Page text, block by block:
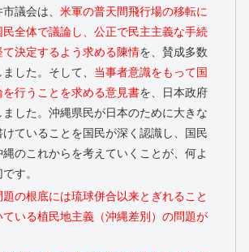
議会は、 米軍の普天間飛行場の移転に
全体で議論し、公正で民主主義な手続
て決定するよう求める陳情を、賛成多数
した。そして、 当事者意識をもって国
を行うことを求める意見書を、日本政府
ました。沖縄県民が日本のために大きな
けていることを国民が深く認識し、国民
のこれからを考えていくことが、何よ
す。
題の根底には琉球併合以来とぎれること
ている植民地主義（沖縄差別）の問題が